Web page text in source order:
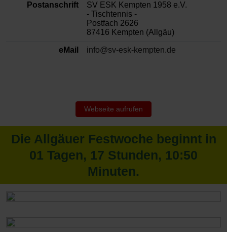
Postanschrift
SV ESK Kempten 1958 e.V.
- Tischtennis -
Postfach 2626
87416 Kempten (Allgäu)
eMail info@sv-esk-kempten.de
Webseite aufrufen
Die Allgäuer Festwoche beginnt in
01 Tagen, 17 Stunden, 10:50
Minuten.